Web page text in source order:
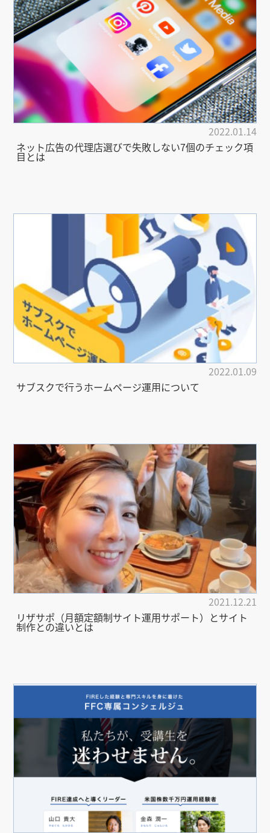
2022.01.14
ネット広告の代理店選びで失敗しない7個のチェック項
目とは
2022.01.09
サブスクで行うホームページ運用について
2021.12.21
リザサポ（月額定額制サイト運用サポート）とサイト
制作との違いとは